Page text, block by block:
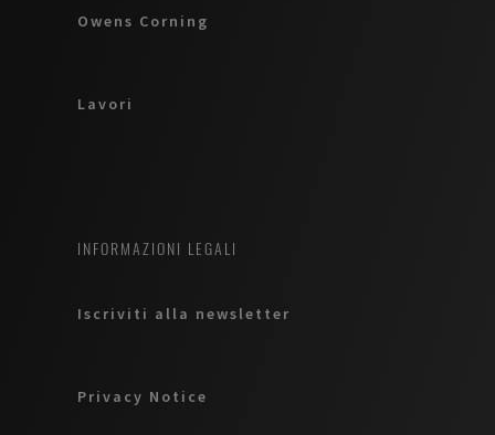
Owens Corning
Lavori
INFORMAZIONI LEGALI
Iscriviti alla newsletter
Privacy Notice